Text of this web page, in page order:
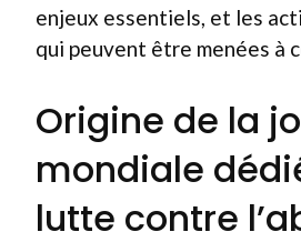
enjeux essentiels, et les
qui peuvent être menées à
Origine de la
mondiale
lutte contre